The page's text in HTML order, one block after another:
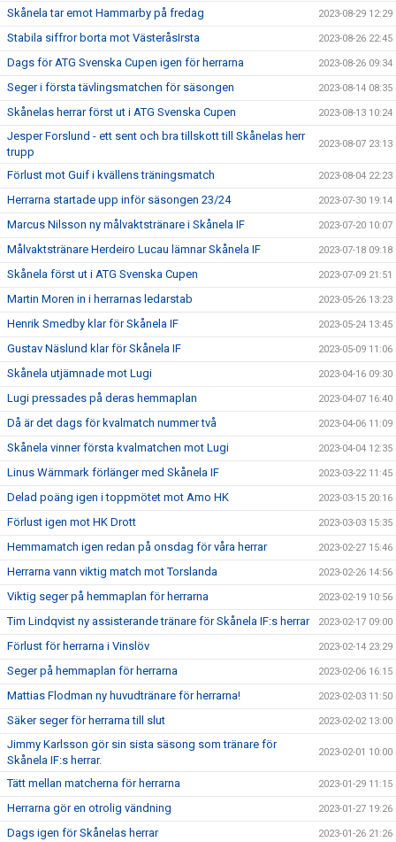
Skånela tar emot Hammarby på fredag 2023-08-29 12:29
Stabila siffror borta mot VästeråsIrsta 2023-08-26 22:45
Dags för ATG Svenska Cupen igen för herrarna 2023-08-26 09:34
Seger i första tävlingsmatchen för säsongen 2023-08-14 08:35
Skånelas herrar först ut i ATG Svenska Cupen 2023-08-13 10:24
Jesper Forslund - ett sent och bra tillskott till Skånelas herr
trupp
2023-08-07 23:13
Förlust mot Guif i kvällens träningsmatch 2023-08-04 22:23
Herrarna startade upp inför säsongen 23/24 2023-07-30 19:14
Marcus Nilsson ny målvaktstränare i Skånela IF 2023-07-20 10:07
Målvaktstränare Herdeiro Lucau lämnar Skånela IF 2023-07-18 09:18
Skånela först ut i ATG Svenska Cupen 2023-07-09 21:51
Martin Moren in i herrarnas ledarstab 2023-05-26 13:23
Henrik Smedby klar för Skånela IF 2023-05-24 13:45
Gustav Näslund klar för Skånela IF 2023-05-09 11:06
Skånela utjämnade mot Lugi 2023-04-16 09:30
Lugi pressades på deras hemmaplan 2023-04-07 16:40
Då är det dags för kvalmatch nummer två 2023-04-06 11:09
Skånela vinner första kvalmatchen mot Lugi 2023-04-04 12:35
Linus Wärnmark förlänger med Skånela IF 2023-03-22 11:45
Delad poäng igen i toppmötet mot Amo HK 2023-03-15 20:16
Förlust igen mot HK Drott 2023-03-03 15:35
Hemmamatch igen redan på onsdag för våra herrar 2023-02-27 15:46
Herrarna vann viktig match mot Torslanda 2023-02-26 14:56
Viktig seger på hemmaplan för herrarna 2023-02-19 10:56
Tim Lindqvist ny assisterande tränare för Skånela IF:s herrar 2023-02-17 09:00
Förlust för herrarna i Vinslöv 2023-02-14 23:29
Seger på hemmaplan för herrarna 2023-02-06 16:15
Mattias Flodman ny huvudtränare för herrarna! 2023-02-03 11:50
Säker seger för herrarna till slut 2023-02-02 13:00
Jimmy Karlsson gör sin sista säsong som tränare för
Skånela IF:s herrar.
2023-02-01 10:00
Tätt mellan matcherna för herrarna 2023-01-29 11:15
Herrarna gör en otrolig vändning 2023-01-27 19:26
Dags igen för Skånelas herrar 2023-01-26 21:26